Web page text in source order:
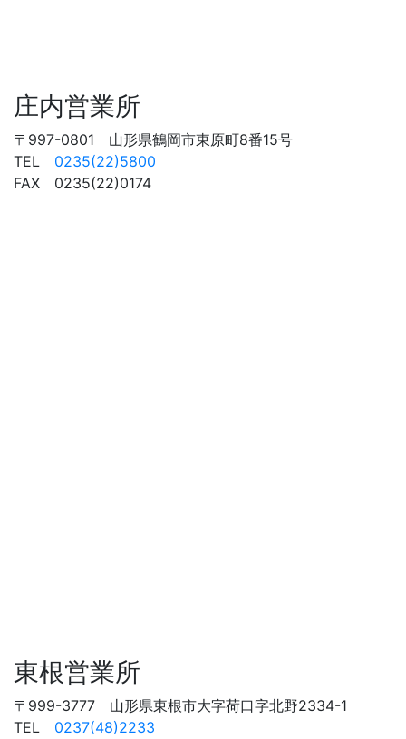
庄内営業所
〒997-0801 山形県鶴岡市東原町8番15号
TEL 0235(22)5800
FAX 0235(22)0174
東根営業所
〒999-3777 山形県東根市大字荷口字北野2334-1
TEL 0237(48)2233